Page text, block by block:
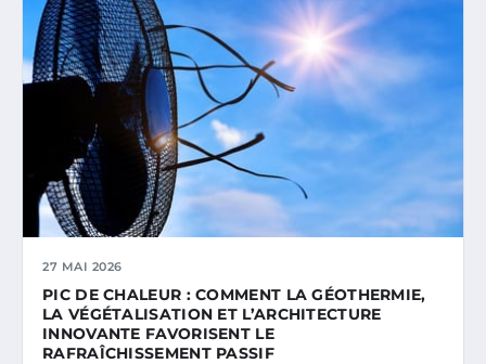
27 MAI 2026
PIC DE CHALEUR : COMMENT LA GÉOTHERMIE,
LA VÉGÉTALISATION ET L’ARCHITECTURE
INNOVANTE FAVORISENT LE
RAFRAÎCHISSEMENT PASSIF